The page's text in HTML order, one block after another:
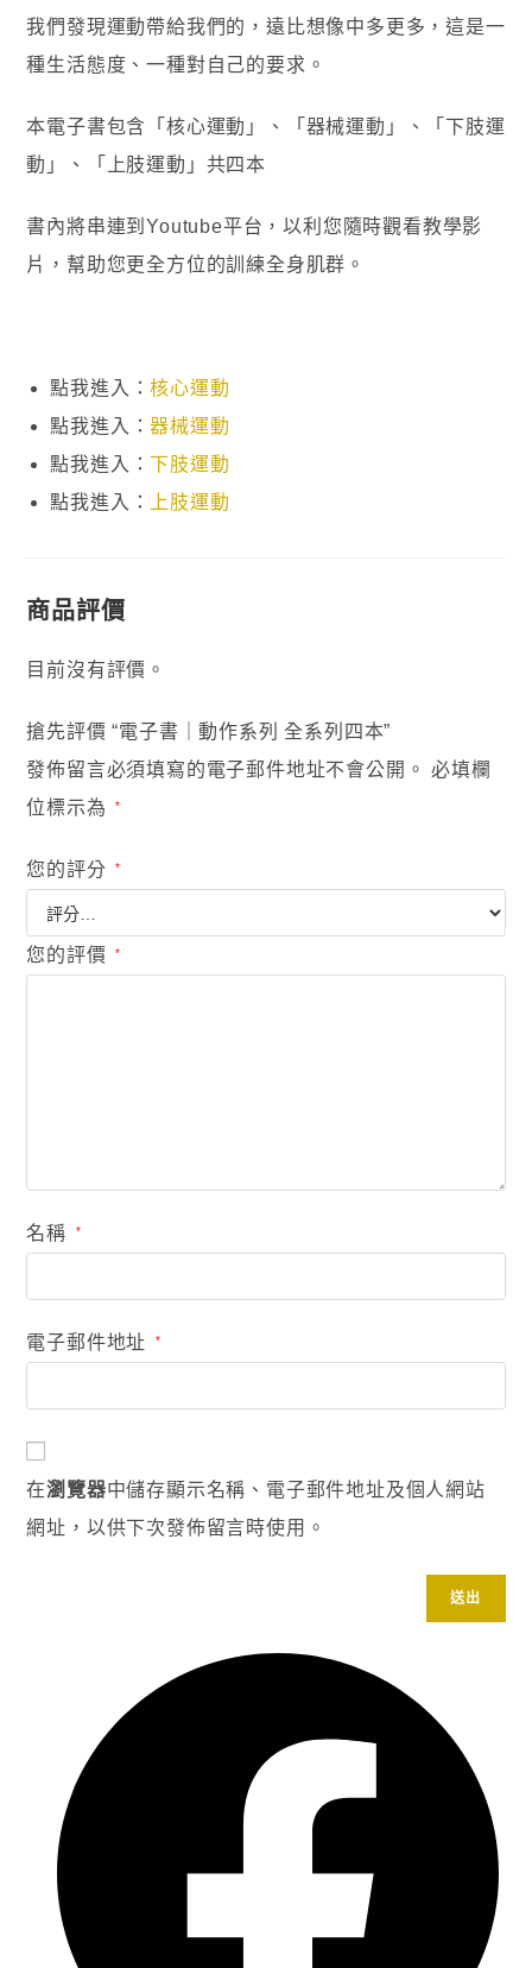
我們發現運動帶給我們的，遠比想像中多更多，這是一
種生活態度、一種對自己的要求。
本電子書包含「核心運動」、「器械運動」、「下肢運
動」、「上肢運動」共四本
書內將串連到Youtube平台，以利您隨時觀看教學影
片，幫助您更全方位的訓練全身肌群。
點我進入：核心運動
點我進入：器械運動
點我進入：下肢運動
點我進入：
上肢運動
商品評價
目前沒有評價。
搶先評價 “電子書｜動作系列 全系列四本”
發佈留言必須填寫的電子郵件地址不會公開。
必填欄
位標示為
*
您的評分 *
您的評價 *
名稱 *
電子郵件地址 *
在瀏覽器中儲存顯示名稱、電子郵件地址及個人網站
網址，以供下次發佈留言時使用。